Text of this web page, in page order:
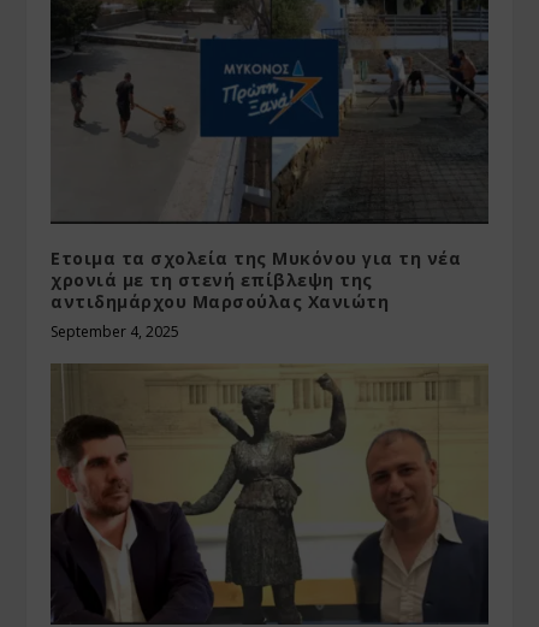
Ετοιμα τα σχολεία της Μυκόνου για τη νέα
χρονιά με τη στενή επίβλεψη της
αντιδημάρχου Μαρσούλας Χανιώτη
September 4, 2025